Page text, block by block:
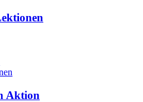
Aktion